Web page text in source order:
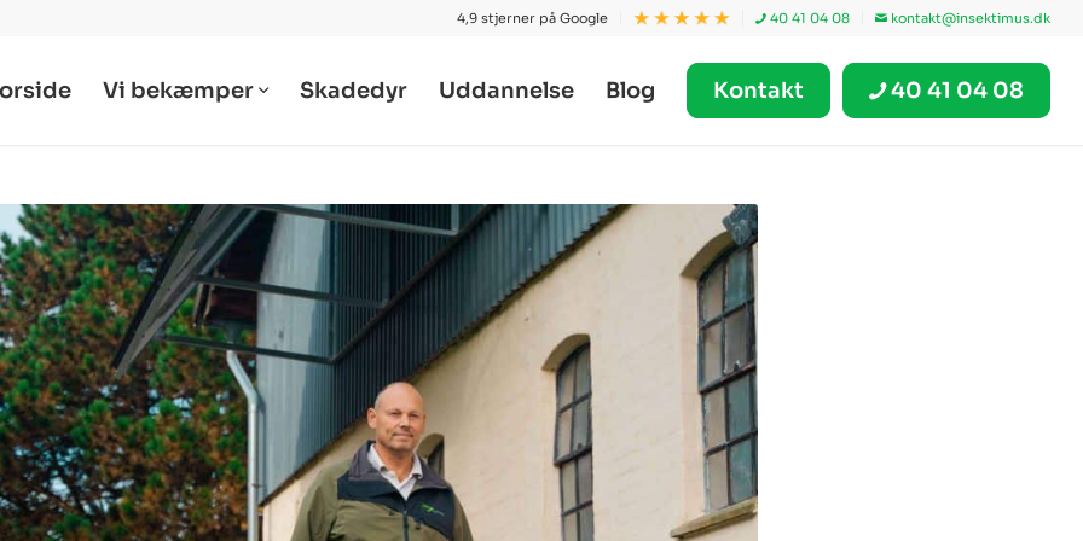
4,9 stjerner på Google 40 41 04 08 kontakt@insektimus.dk
Vi bekæmper Skadedyr Uddannelse Blog Kontakt 40 41 04 08